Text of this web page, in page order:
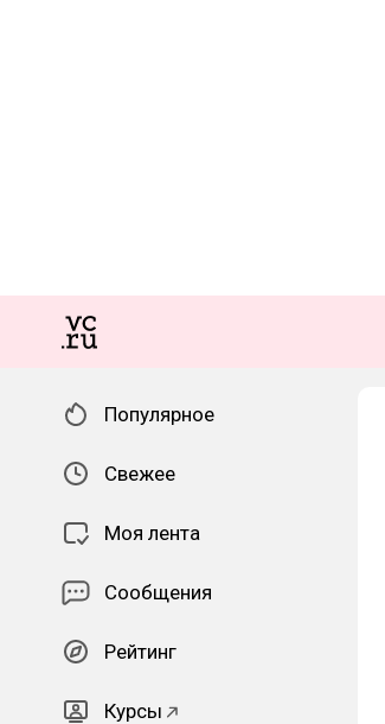
Популярное
Свежее
Моя лента
Сообщения
Рейтинг
Курсы